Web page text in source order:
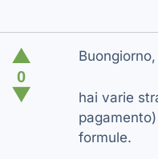
▲
0
▼
hai varie
formule.